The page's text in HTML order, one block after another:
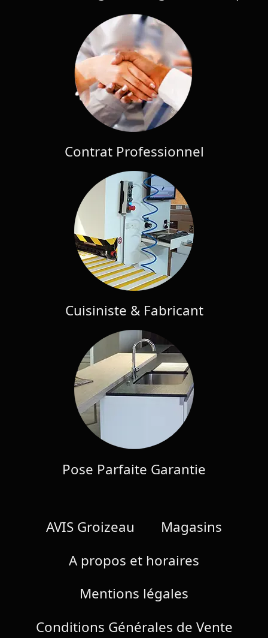
Contrat Professionnel
Cuisiniste & Fabricant
Pose Parfaite Garantie
AVIS Groizeau
Magasins
A propos et horaires
Mentions légales
Conditions Générales de Vente